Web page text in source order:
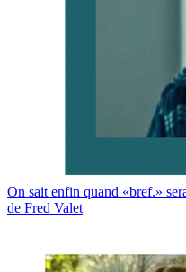
On sait enfin quand «bref.»
de Fred Valet